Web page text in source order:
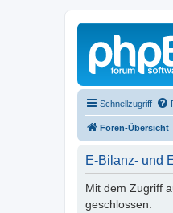
Schnellzugriff
Foren-Übersicht
E-Bilanz- und
Mit dem Zugriff
geschlossen: